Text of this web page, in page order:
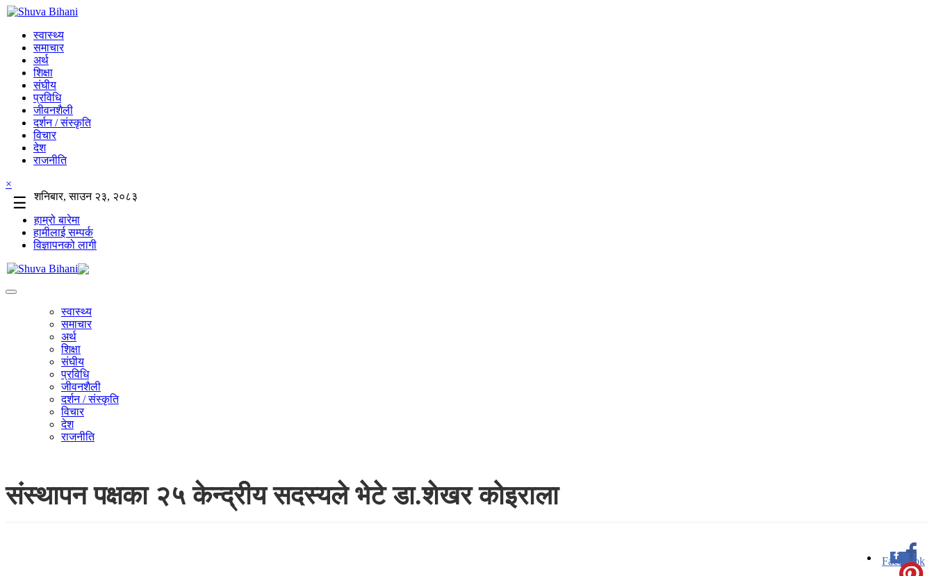
स्वास्थ्य
समाचार
अर्थ
शिक्षा
संघीय
प्रविधि
जीवनशैली
दर्शन / संस्कृति
विचार
देश
राजनीति
×
☰
शनिबार, साउन २३, २०८३
हाम्रो बारेमा
हामीलाई सम्पर्क
विज्ञापनको लागी
स्वास्थ्य
समाचार
अर्थ
शिक्षा
संघीय
प्रविधि
जीवनशैली
दर्शन / संस्कृति
विचार
देश
राजनीति
संस्थापन पक्षका २५ केन्द्रीय सदस्यले भेटे डा.शेखर कोइराला
Facebook
0